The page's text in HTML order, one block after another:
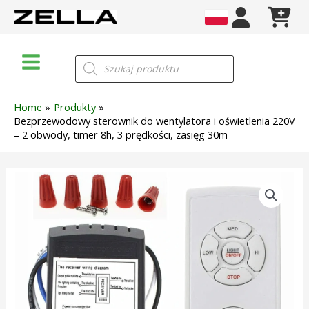
Skip
Menu
Wyszukiwarka
produktów
Home
Produkty
Bezprzewodowy sterownik do wentylatora i oświetlenia 220V
– 2 obwody, timer 8h, 3 prędkości, zasięg 30m
Bezprzewodowy
sterownik
wentylatora
oświetlenia
220V